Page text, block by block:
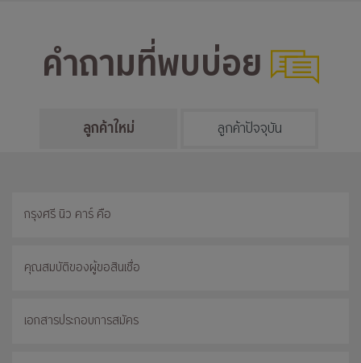
คำถามที่พบบ่อย
ลูกค้าใหม่ ลูกค้าปัจจุบัน
กรุงศรี นิว คาร์ คือ
คุณสมบัติของผู้ขอสินเชื่อ
เอกสารประกอบการสมัคร